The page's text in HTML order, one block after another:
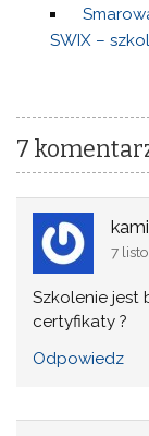
SWIX –
7
7
Szkolenie jest
certyfikaty ?
Odpowiedz